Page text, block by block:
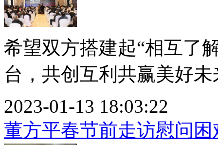
希望双方搭建起“相互了
台，共创互利共赢美好未
2023-01-13 18:03:22
董方平春节前走访慰问